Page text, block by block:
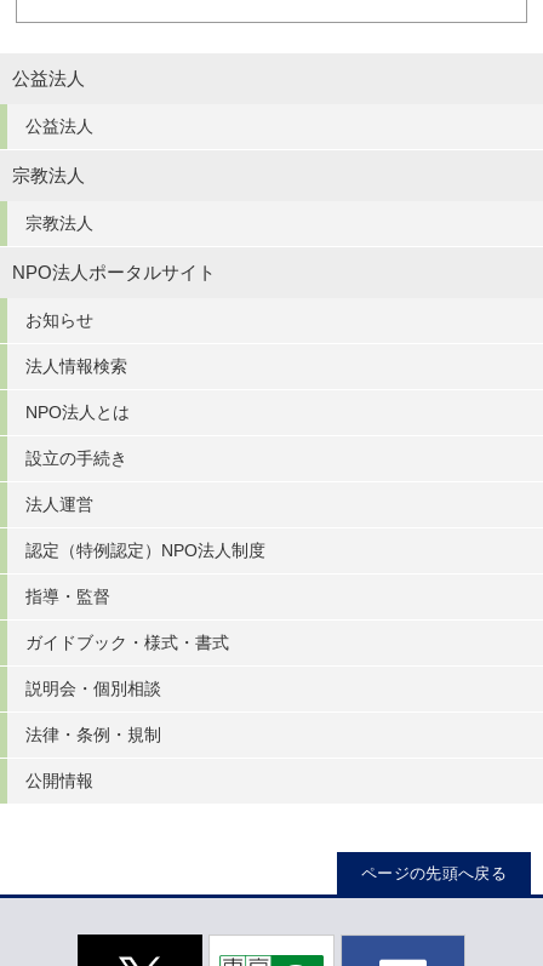
公益法人
公益法人
宗教法人
宗教法人
NPO法人ポータルサイト
お知らせ
法人情報検索
NPO法人とは
設立の手続き
法人運営
認定（特例認定）NPO法人制度
指導・監督
ガイドブック・様式・書式
説明会・個別相談
法律・条例・規制
公開情報
ページの先頭へ戻る